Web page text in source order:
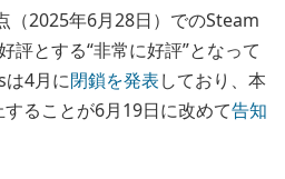
（2025年6月28日）でのSteam
評とする“非常に好評”となって
4月に閉鎖を発表しており、本
ることが6月19日に改めて告知